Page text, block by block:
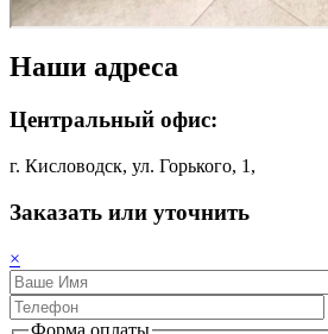
Наши адреса
Центральный офис:
г. Кисловодск, ул. Горького, 1,
Заказать или уточнить
×
Форма оплаты